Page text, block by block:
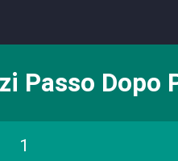
Passo Dopo
1